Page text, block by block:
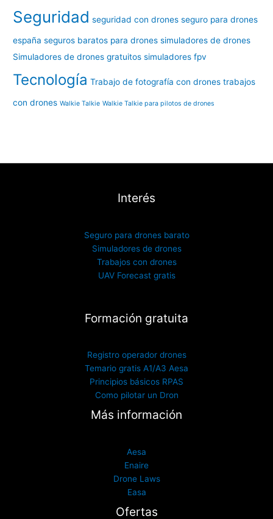
Seguridad seguridad con drones seguro para drones
españa seguros baratos para drones simuladores de drones
Simuladores de drones gratuitos simuladores fpv
Tecnología Trabajo de fotografía con drones trabajos
con drones Walkie Talkie Walkie Talkie para pilotos de drones
Interés
Seguro para drones barato
Simuladores de drones
Trabajos con drones
UAV Forecast gratis
Formación gratuita
Registro operador drones
Temario gratis A1/A3 Aesa
Principios básicos RPAS
Como pilotar un Dron
Más información
Aesa
Enaire
Drone Laws
Easa
Ofertas